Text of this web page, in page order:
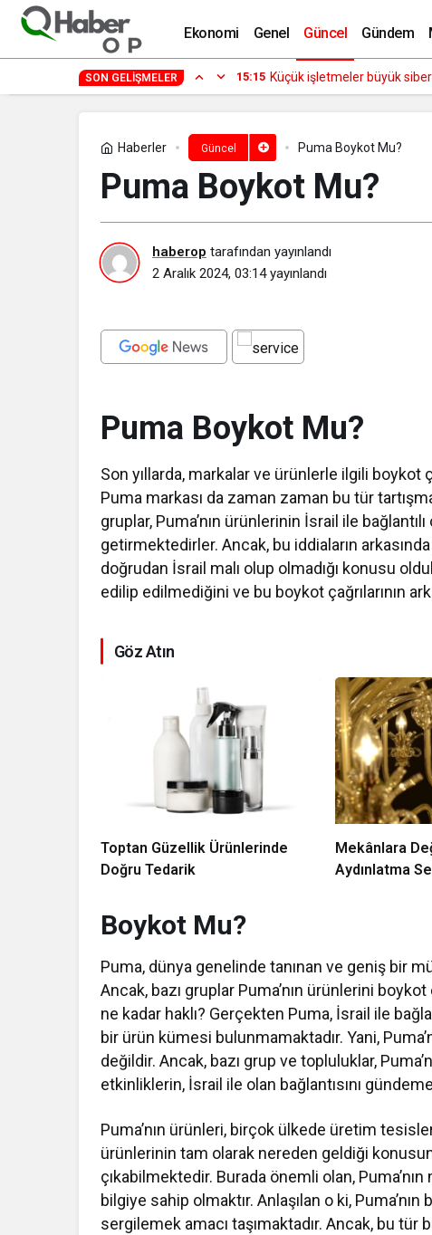
Ekonomi Genel Güncel Gündem
SON GELIŞMELER 15:15 Küçük işletmeler
Haberler Güncel Puma Boykot Mu?
Puma Boykot Mu?
haberop tarafından yayınlandı
2 Aralık 2024, 03:14yayınlandı
Puma Boykot Mu?
Son yıllarda, markalar ve ürünlerle ilgili boykot
Puma markası da zaman zaman bu tür
gruplar, Puma’nın ürünlerinin İsrail ile
getirmektedirler. Ancak, bu iddiaların
doğrudan İsrail malı olup olmadığı konusu
edilip edilmediğini ve bu boykot çağrılarının
Göz Atın
Toptan Güzellik Ürünlerinde
Doğru Tedarik
Mekânlara
Aydınlatma
Boykot Mu?
Puma, dünya genelinde tanınan ve geniş bir
Ancak, bazı gruplar Puma’nın ürünlerini
ne kadar haklı? Gerçekten Puma, İsrail ile
bir ürün kümesi bulunmamaktadır. Yani,
değildir. Ancak, bazı grup ve topluluklar,
etkinliklerin, İsrail ile olan bağlantısını
Puma’nın ürünleri, birçok ülkede üretim
ürünlerinin tam olarak nereden geldiği
çıkabilmektedir. Burada önemli olan,
bilgiye sahip olmaktır. Anlaşılan o ki,
sergilemek amacı taşımaktadır. Ancak, bu
Supradyn Boykot Mu?